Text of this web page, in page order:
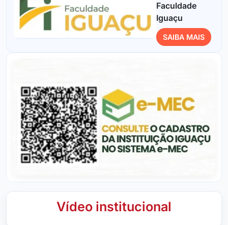
Faculdade
Iguaçu
SAIBA MAIS
Vídeo institucional